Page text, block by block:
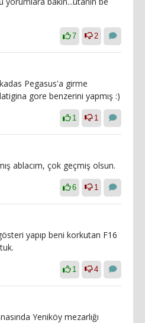
7 2
Pegasus'a girme
gore benzerini yapmış :)
1 1
ablacım, çok geçmiş olsun.
6 1
yapıp beni korkutan F16
1 4
Yeniköy mezarlığı